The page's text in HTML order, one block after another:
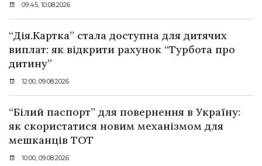
09:45, 10.08.2026
“Дія.Картка” стала доступна для дитячих
виплат: як відкрити рахунок “Турбота про
дитину”
12:00, 09.08.2026
“Білий паспорт” для повернення в Україну:
як скористатися новим механізмом для
мешканців ТОТ
10:00, 09.08.2026